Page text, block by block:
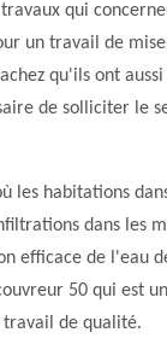
qui
un travail de
qu'ils ont aussi
de solliciter le
les habitations
dans les
efficace de l'eau
50 qui est
travail de qualité.